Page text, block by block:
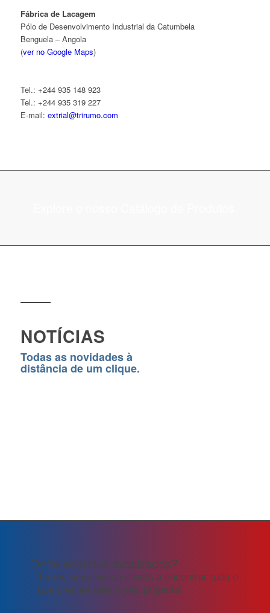
Fábrica de Lacagem
Pólo de Desenvolvimento Industrial da Catumbela
Benguela – Angola
(ver no Google Maps)
Tel.: +244 935 148 923
Tel.: +244 935 319 227
E-mail: extrial@trirumo.com
NOTÍCIAS
Todas as novidades à
distância de um clique.
Onde estamos localizados?
Temos uma equipa pronta a encontrar tudo o
que precisa para o seu projecto!